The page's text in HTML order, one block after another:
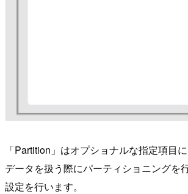
「Partition」はオプショナルな指定項目
データを扱う際にパーティショニングを
設定を行います。